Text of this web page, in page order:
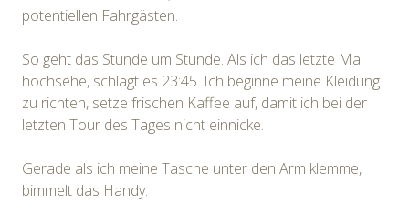
potentiellen Fahrgästen.
So geht das Stunde um Stunde. Als ich das letzte Mal
hochsehe, schlägt es 23:45. Ich beginne meine Kleidung
zu richten, setze frischen Kaffee auf, damit ich bei der
letzten Tour des Tages nicht einnicke.
Gerade als ich meine Tasche unter den Arm klemme,
bimmelt das Handy.